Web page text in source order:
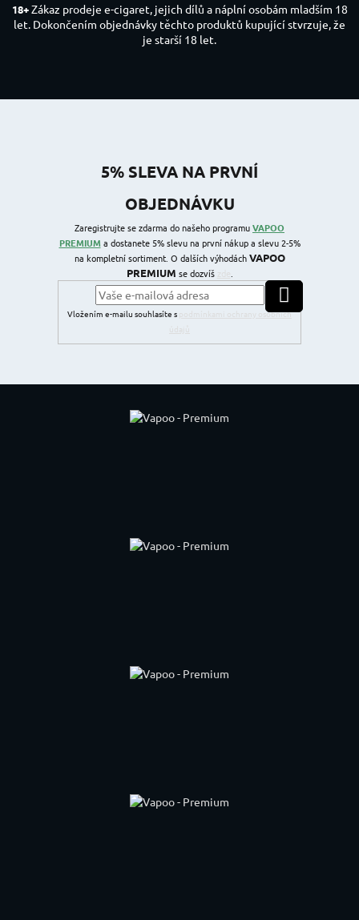
18+Zákaz prodeje e-cigaret, jejich dílů a náplní osobám mladším 18
let. Dokončením objednávky těchto produktů kupující stvrzuje, že
je starší 18 let.
5% SLEVA NA PRVNÍ
OBJEDNÁVKU
Zaregistrujte se zdarma do našeho programuVAPOO
PREMIUM a dostanete 5% slevu na první nákup a slevu 2-5%
na kompletní sortiment. O dalších výhodáchVAPOO
PREMIUM se dozvíš
Vložením e-mailu souhlasíte s
podmínkami ochrany osobních